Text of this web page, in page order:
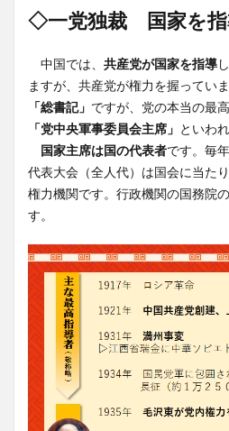
◇一党独裁 国家を
中国では、 共産党が国家を指導
ますが、共産党が権力を握ってい
「総書記」 ですが、党の本当の最
「党中央軍事委員会主席」 といわ
国家主席は国の代表者です。毎
代表大会（全人代）は国会に当た
権力機関です。行政機関の国務院
す。